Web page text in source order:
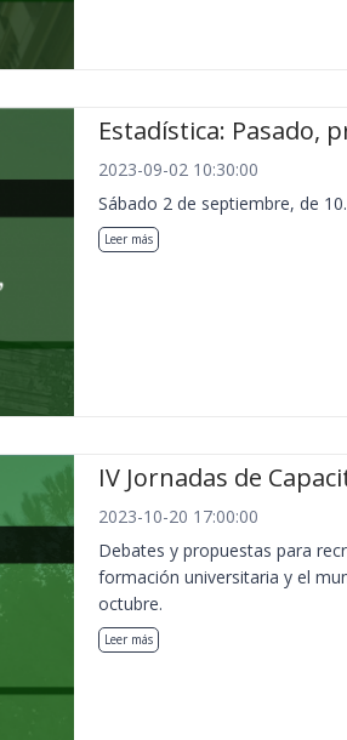
Estadística: Pasado,
2023-09-02 10:30:00
Sábado 2 de septiembre, de
Leer más
IV Jornadas de
2023-10-20 17:00:00
Debates y propuestas para
formación universitaria y el
octubre.
Leer más